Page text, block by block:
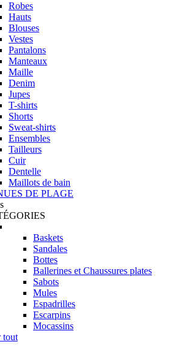
Robes
Hauts
Blouses
Vestes
Pantalons
Manteaux
Maille
Denim
Jupes
T-shirts
Shorts
Sweat-shirts
Ensembles
Tailleurs
Cuir
Dentelle
Maillots de bain
DE PLAGE
Baskets
Sandales
Bottes
Ballerines et Chaussures plates
Sabots
Mules
Espadrilles
Escarpins
Mocassins
tout